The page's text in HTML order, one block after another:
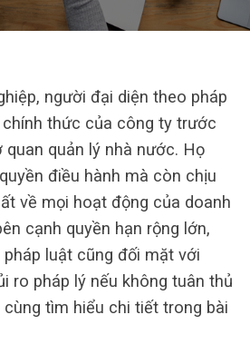
người đại diện theo pháp
chính thức của công ty trước
quản lý nhà nước. Họ
điều hành mà còn chịu
về mọi hoạt động của doanh
cạnh quyền hạn rộng lớn,
luật cũng đối mặt với
ro pháp lý nếu không tuân thủ
tìm hiểu chi tiết trong bài